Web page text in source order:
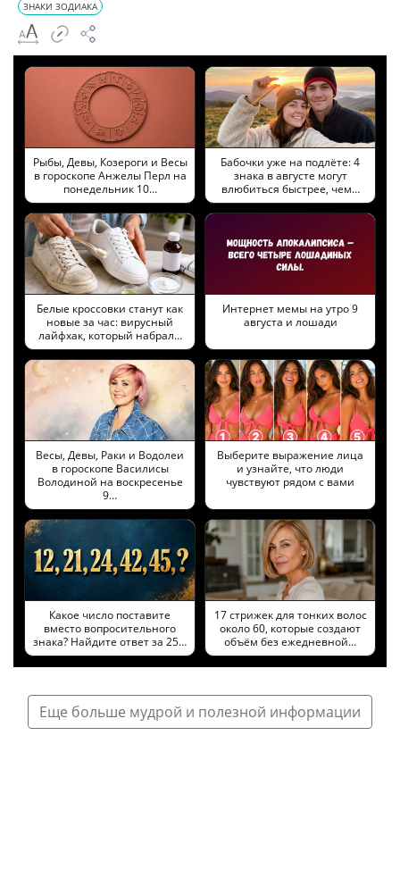
ЗНАКИ ЗОДИАКА
Рыбы, Девы, Козероги и Весы
в гороскопе Анжелы Перл на
понедельник 10…
Бабочки уже на подлёте: 4
знака в августе могут
влюбиться быстрее, чем…
Белые кроссовки станут как
новые за час: вирусный
лайфхак, который набрал…
Интернет мемы на утро 9
августа и лошади
Весы, Девы, Раки и Водолеи
в гороскопе Василисы
Володиной на воскресенье
9…
Выберите выражение лица
и узнайте, что люди
чувствуют рядом с вами
Какое число поставите
вместо вопросительного
знака? Найдите ответ за 25…
17 стрижек для тонких волос
около 60, которые создают
объём без ежедневной…
Еще больше мудрой и полезной информации